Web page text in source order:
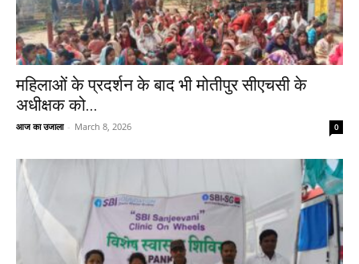
महिलाओं के प्रदर्शन के बाद भी मोतीपुर सीएचसी के
अधीक्षक को...
आज का उजाला - March 8, 2026 0